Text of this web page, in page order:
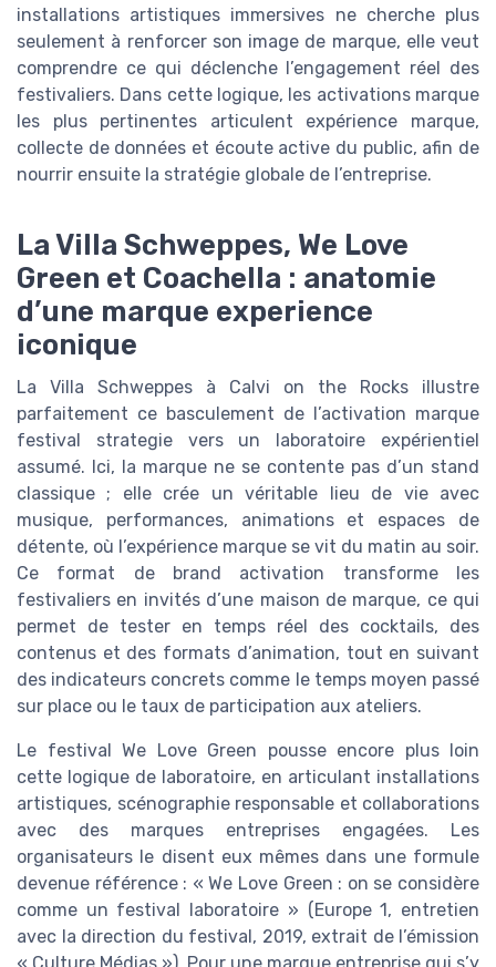
installations artistiques immersives ne cherche plus
seulement à renforcer son image de marque, elle veut
comprendre ce qui déclenche l’engagement réel des
festivaliers. Dans cette logique, les activations marque
les plus pertinentes articulent expérience marque,
collecte de données et écoute active du public, afin de
nourrir ensuite la stratégie globale de l’entreprise.
La Villa Schweppes, We Love
Green et Coachella : anatomie
d’une marque experience
iconique
La Villa Schweppes à Calvi on the Rocks illustre
parfaitement ce basculement de l’activation marque
festival strategie vers un laboratoire expérientiel
assumé. Ici, la marque ne se contente pas d’un stand
classique ; elle crée un véritable lieu de vie avec
musique, performances, animations et espaces de
détente, où l’expérience marque se vit du matin au soir.
Ce format de brand activation transforme les
festivaliers en invités d’une maison de marque, ce qui
permet de tester en temps réel des cocktails, des
contenus et des formats d’animation, tout en suivant
des indicateurs concrets comme le temps moyen passé
sur place ou le taux de participation aux ateliers.
Le festival We Love Green pousse encore plus loin
cette logique de laboratoire, en articulant installations
artistiques, scénographie responsable et collaborations
avec des marques entreprises engagées. Les
organisateurs le disent eux mêmes dans une formule
devenue référence : « We Love Green : on se considère
comme un festival laboratoire » (Europe 1, entretien
avec la direction du festival, 2019, extrait de l’émission
« Culture Médias »). Pour une marque entreprise qui s’y